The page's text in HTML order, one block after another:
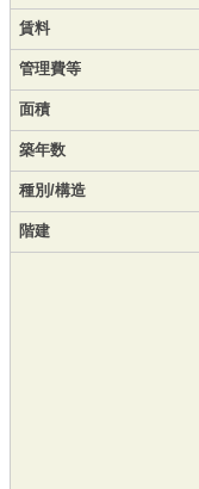
賃料
管理費等
面積
築年数
種別/構造
階建